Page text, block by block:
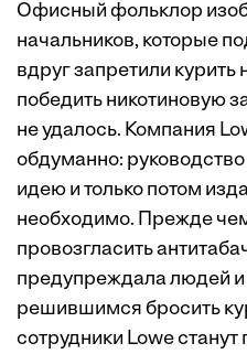
Офисный фольклор
начальников, которые
вдруг запретили курить
победить никотиновую
не удалось. Компания
обдуманно:
идею и только потом
необходимо. Прежде
провозгласить
предупреждала людей
решившимся бросить
сотрудники Lowe